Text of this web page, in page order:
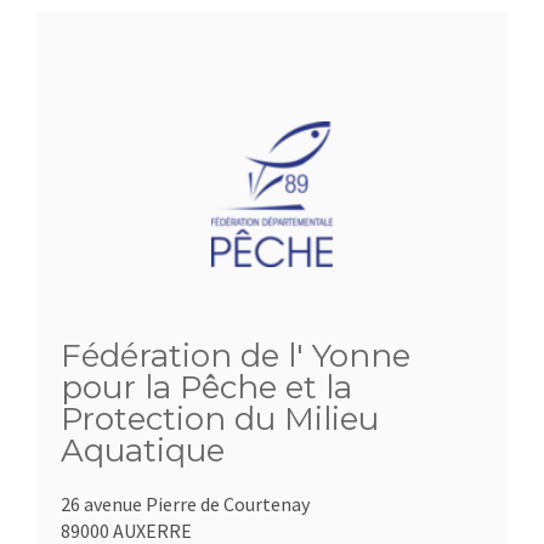
Fédération de l' Yonne
pour la Pêche et la
Protection du Milieu
Aquatique
26 avenue Pierre de Courtenay
89000 AUXERRE